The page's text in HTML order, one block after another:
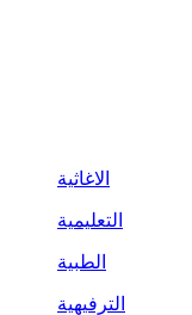
الاغاثية
التعليمية
الطبية
الترفيهية